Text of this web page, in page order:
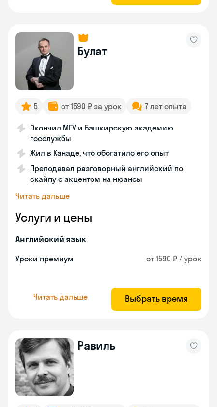
Булат
5 от 1590 ₽ за урок 7 лет опыта
Окончил МГУ и Башкирскую академию
госслужбы
Жил в Канаде, что обогатило его опыт
Преподавал разговорный английский по
скайпу с акцентом на нюансы
Читать дальше
Услуги и цены
Английский язык
Уроки премиум от 1590 ₽ / урок
Читать дальше Выбрать время
Равиль